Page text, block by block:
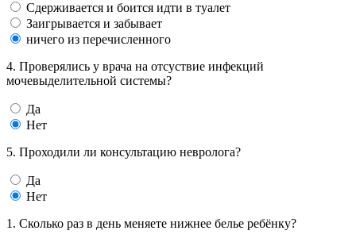
Сдерживается и боится идти в туалет
Заигрывается и забывает
ничего из перечисленного
4. Проверялись у врача на отсуствие инфекций
мочевыделительной системы?
Да
Нет
5. Проходили ли консультацию невролога?
Да
Нет
1. Сколько раз в день меняете нижнее белье ребёнку?